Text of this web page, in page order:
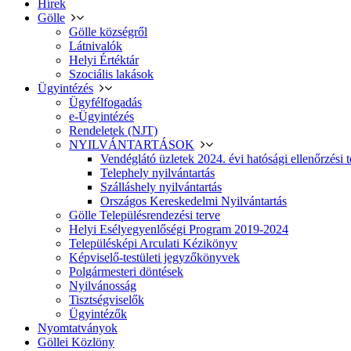
Hírek
Gölle
Gölle községről
Látnivalók
Helyi Értéktár
Szociális lakások
Ügyintézés
Ügyfélfogadás
e-Ügyintézés
Rendeletek (NJT)
NYILVÁNTARTÁSOK
Vendéglátó üzletek 2024. évi hatósági ellenőrzési
Telephely nyilvántartás
Szálláshely nyilvántartás
Országos Kereskedelmi Nyilvántartás
Gölle Településrendezési terve
Helyi Esélyegyenlőségi Program 2019-2024
Településképi Arculati Kézikönyv
Képviselő-testületi jegyzőkönyvek
Polgármesteri döntések
Nyilvánosság
Tisztségviselők
Ügyintézők
Nyomtatványok
Göllei Közlöny